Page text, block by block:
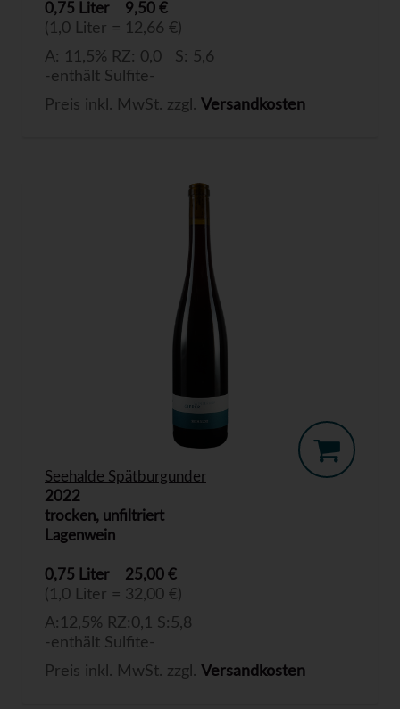
0,75 Liter
9,50 €
(1,0 Liter = 12,66 €)
A: 11,5% RZ: 0,0 S: 5,6
-enthält Sulfite-
Preis inkl. MwSt. zzgl. Versandkosten
Seehalde Spätburgunder
2022
trocken, unfiltriert
Lagenwein
0,75 Liter 25,00 €
(1,0 Liter = 32,00 €)
A:12,5% RZ:0,1 S:5,8
-enthält Sulfite-
Preis inkl. MwSt. zzgl. Versandkosten